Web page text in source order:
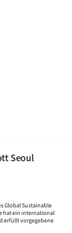
Seoul
Global Sustainable
hat ein international
erfüllt vorgegebene